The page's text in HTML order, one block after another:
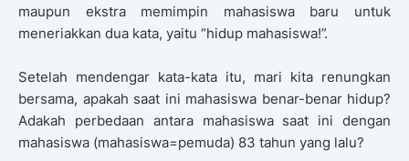
maupun ekstra memimpin mahasiswa baru untuk
meneriakkan dua kata, yaitu “hidup mahasiswa!”.
Setelah mendengar kata-kata itu, mari kita renungkan
bersama, apakah saat ini mahasiswa benar-benar hidup?
Adakah perbedaan antara mahasiswa saat ini dengan
mahasiswa (mahasiswa=pemuda) 83 tahun yang lalu?